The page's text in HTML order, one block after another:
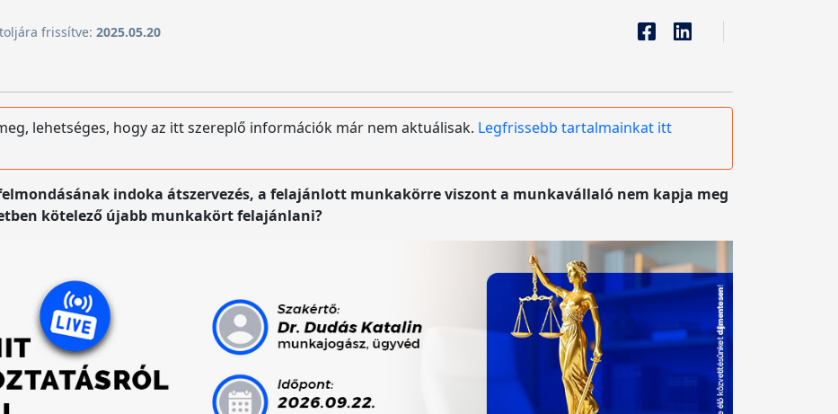
frissítve: 2025.05.20
lehetséges, hogy az itt szereplő információk már nem aktuálisak. Legfrissebb tartalmainkat itt
indoka átszervezés, a felajánlott munkakörre viszont a munkavállaló nem kapja meg
kötelező újabb munkakört felajánlani?